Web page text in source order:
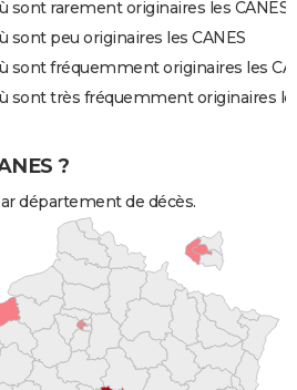
sont rarement originaires les CANES
sont peu originaires les CANES
sont fréquemment originaires les
sont très fréquemment originaires
?
département de décès.